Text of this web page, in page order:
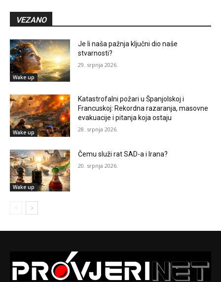
VEZANO
Wake up
Je li naša pažnja ključni dio naše
stvarnosti?
29. srpnja 2026.
Wake up
Katastrofalni požari u Španjolskoj i
Francuskoj: Rekordna razaranja, masovne
evakuacije i pitanja koja ostaju
28. srpnja 2026.
Wake up
Čemu služi rat SAD-a i Irana?
20. srpnja 2026.